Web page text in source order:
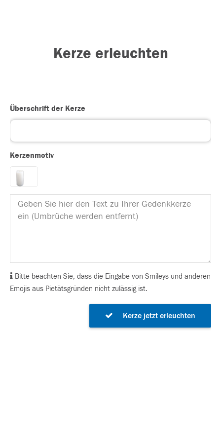
Kerze erleuchten
Überschrift der Kerze
Kerzenmotiv
Bitte beachten Sie, dass die Eingabe von Smileys und anderen
Emojis aus Pietätsgründen nicht zulässig ist.
Kerze jetzt erleuchten